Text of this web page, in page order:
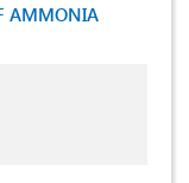
AMMONIA